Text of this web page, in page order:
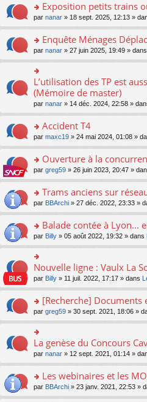
ult
er
le
m
e
s
g
e
n
o
lu
le
pl
u
s
e
nt
o
n
ult
er
le
m
s
a
e
n
o
lu
le
pl
u
s
e
nt
Exposition petits trains
par nanar » 18 sept. 2025, 12:13 »
o
n
s
ult
er
le
m
e
s
a
e
n
o
lu
le
pl
u
s
c
nt
Enquête Ménages
par nanar » 27 juin 2025, 19:49 » dans
n
s
ult
er
le
m
e
s
a
g
e
n
lu
le
pl
u
s
c
e
nt
L’utilisation des TP est
(Mémoire de master)
par nanar » 14 déc. 2024, 22:58 »
o
n
ult
er
le
m
e
a
g
e
n
o
lu
pl
u
s
ré
c
e
nt
Accident T4
par maxc19 » 24 mai 2024, 01:08 »
o
n
ult
er
le
m
e
s
g
e
n
o
lu
pl
u
s
ré
e
nt
Ouverture à la
par greg59 » 26 juin 2023, 20:47 »
o
n
ult
er
le
m
e
s
g
e
n
o
n
le
u
s
ré
Trams anciens sur
par BBArchi » 27 déc. 2022, 23:33 »
o
n
s
ult
er
le
m
e
s
a
e
n
o
n
le
Balade contée à Lyon...
par Billy » 05 août 2022, 19:32 » dans
o
n
er
le
m
e
s
a
g
e
n
o
Nouvelle ligne : Vaulx La
par Billy » 11 juil. 2022, 17:17 » dans
o
n
s
ult
er
le
m
e
s
[Recherche]
par greg59 » 30 sept. 2021, 18:06 »
n
er
le
m
La genèse du Concours
par nanar » 12 sept. 2021, 01:14 »
o
n
Les webinaires et les
par BBArchi » 23 janv. 2021, 22:53 »